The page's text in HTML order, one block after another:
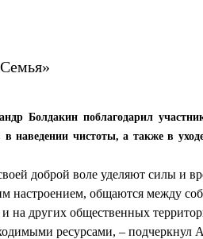
Болдакин поблагодарил
в наведении чистоты, а также в
доброй воле уделяют силы и
настроением, общаются между
на других общественных
ресурсами, – подчеркнул